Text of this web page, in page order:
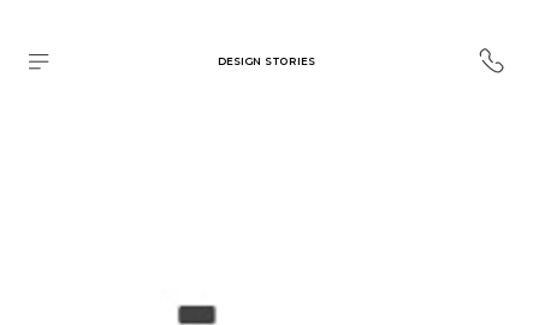
DESIGN STORIES